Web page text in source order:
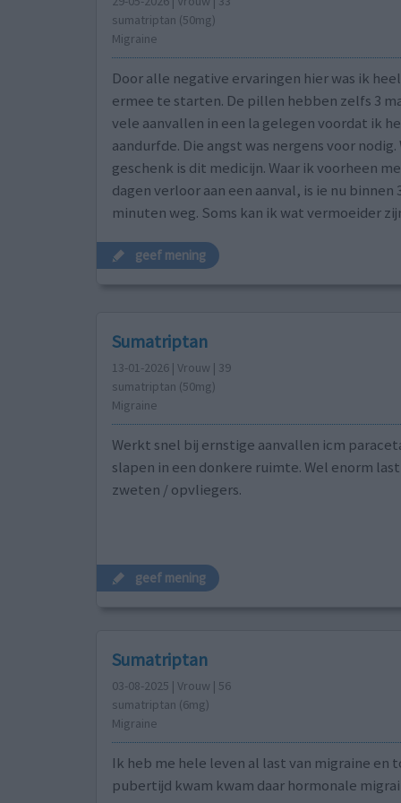
sumatriptan (50mg)
Migraine
Door alle negative ervaringen hier was ik
ermee te starten. De pillen hebben zelfs 3
vele aanvallen in een la gelegen voordat ik
aandurfde. Die angst was nergens voor nodig.
geschenk is dit medicijn. Waar ik voorheen
dagen verloor aan een aanval, is ie nu binnen
minuten weg. Soms kan ik wat vermoeider
geef mening
Sumatriptan
13-01-2026 | Vrouw | 39
sumatriptan (50mg)
Migraine
Werkt snel bij ernstige aanvallen icm
slapen in een donkere ruimte. Wel enorm
zweten / opvliegers.
geef mening
Sumatriptan
03-08-2025 | Vrouw | 56
sumatriptan (6mg)
Migraine
Ik heb me hele leven al last van migraine en
pubertijd kwam kwam daar hormonale